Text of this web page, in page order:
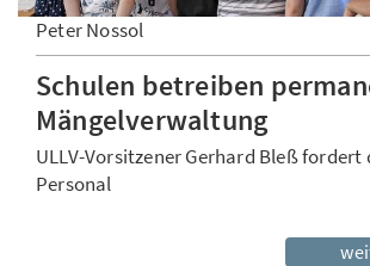
Peter Nossol
Schulen betreiben
Mängelverwaltung
ULLV-Vorsitzener Gerhard Bleß
Personal